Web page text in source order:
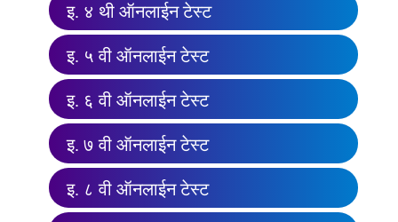
इ. ४ थी ऑनलाईन टेस्ट
इ. ५ वी ऑनलाईन टेस्ट
इ. ६ वी ऑनलाईन टेस्ट
इ. ७ वी ऑनलाईन टेस्ट
इ. ८ वी ऑनलाईन टेस्ट